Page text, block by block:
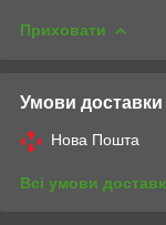
Приховати
Умови доставки
Нова Пошта
Всі умови